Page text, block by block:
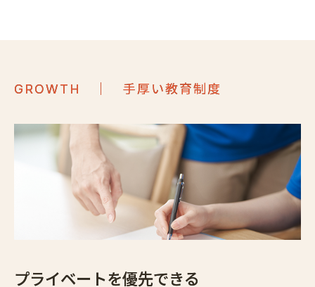
GROWTH ｜ 手厚い教育制度
プライベートを優先できる